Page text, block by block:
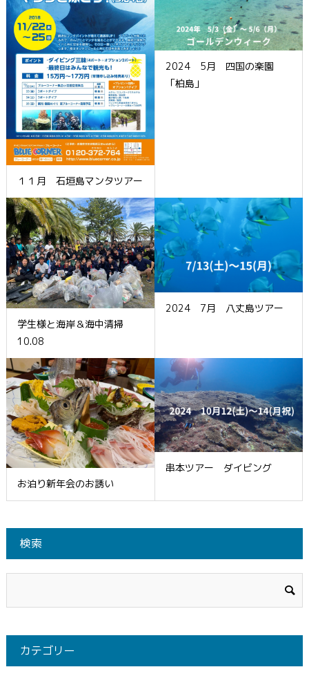
１１月 石垣島マンタツアー
2024 5月 四国の楽園
「柏島」
学生様と海岸＆海中清掃
10.08
2024 7月 八丈島ツアー
お泊り新年会のお誘い
串本ツアー ダイビング
検索
カテゴリー